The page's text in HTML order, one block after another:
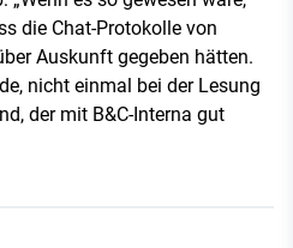
die Chat-Protokolle von
Auskunft gegeben hätten.
nicht einmal bei der Lesung
der mit B&C-Interna gut